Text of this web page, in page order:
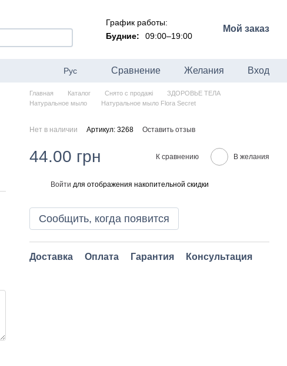
График работы:
Будние:
09:00–19:00
Мой заказ
Рус Сравнение Желания Вход
Главная Каталог Снято с продажі
ЗДОРОВЬЕ ТЕЛА
Натуральное мыло
Натуральное мыло Flora Secret
Нет в наличии Артикул: 3268 Оставить отзыв
44.00 грн К сравнению В желания
Войти для отображения накопительной скидки
Сообщить, когда появится
Доставка Оплата Гарантия Консультация